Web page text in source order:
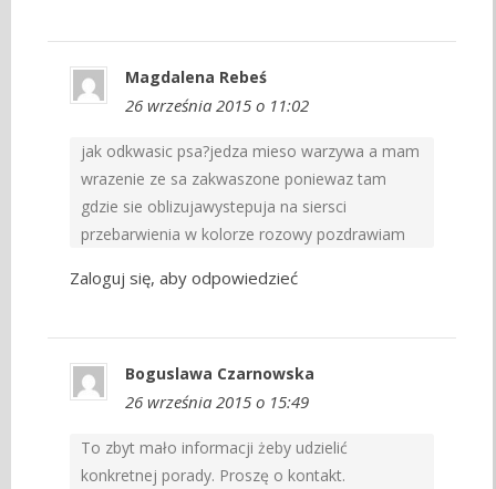
Magdalena Rebeś
26 września 2015 o 11:02
jak odkwasic psa?jedza mieso warzywa a mam
wrazenie ze sa zakwaszone poniewaz tam
gdzie sie oblizujawystepuja na siersci
przebarwienia w kolorze rozowy pozdrawiam
Zaloguj się, aby odpowiedzieć
Boguslawa Czarnowska
26 września 2015 o 15:49
To zbyt mało informacji żeby udzielić
konkretnej porady. Proszę o kontakt.